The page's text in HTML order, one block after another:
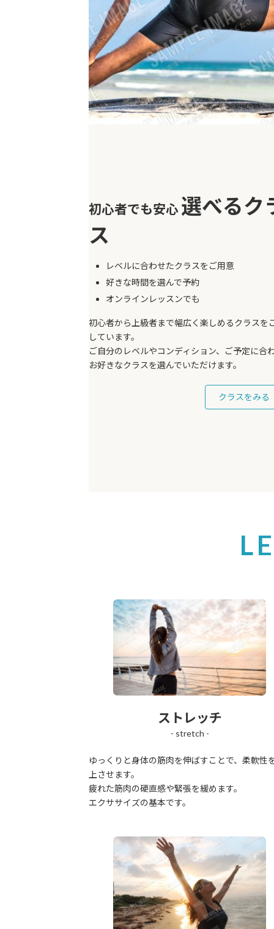
初心者でも安心 選べるク
ス
レベルに合わせたクラスをご用意
好きな時間を選んで予約
オンラインレッスンでも
初心者から上級者まで幅広く楽しめるクラスを
しています。
ご自分のレベルやコンディション、ご予定に合
お好きなクラスを選んでいただけます。
クラスをみる
ストレッチ
- stretch -
ゆっくりと身体の筋肉を伸ばすことで、柔軟性
上させます。
疲れた筋肉の硬直感や緊張を緩めます。
エクササイズの基本です。